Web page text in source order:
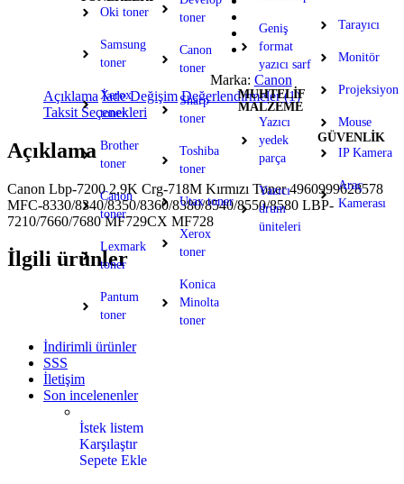
Oki toner
Samsung
toner
Xerox
toner
Brother
toner
Canon
toner
Lexmark
toner
Pantum
toner
toner
Canon
toner
Sharp
toner
Toshiba
toner
Utax toner
Xerox
toner
Konica
Minolta
toner
Geniş
format
yazıcı sarf
MUHTELİF
MALZEME
Yazıcı
yedek
parça
Yazıcı
drum
üniteleri
Tarayıcı
Monitör
Projeksiyon
Mouse
GÜVENLİK
IP Kamera
Araç
Kamerası
İndirimli ürünler
SSS
İletişim
Son incelenenler
İstek listem
Karşılaştır
Sepete Ekle
Marka: Canon
Açıklama İade Değişim Değerlendirmeler (1)
Taksit Seçenekleri
Açıklama
Canon Lbp-7200 2,9K Crg-718M Kırmızı Toner 4960999628578
MFC-8330/8340/8350/8360/8380/8540/8550/8580 LBP-
7210/7660/7680 MF729CX MF728
İlgili ürünler